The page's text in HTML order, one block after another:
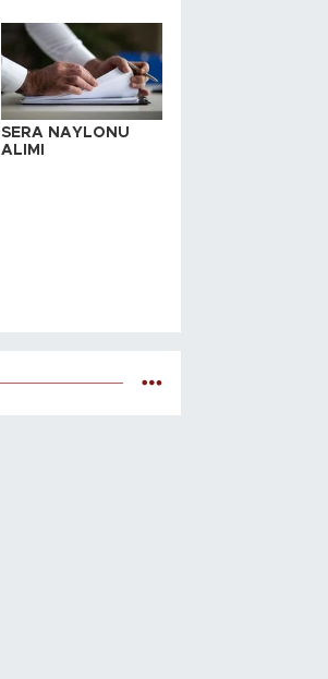
SERA NAYLONU
ALIMI